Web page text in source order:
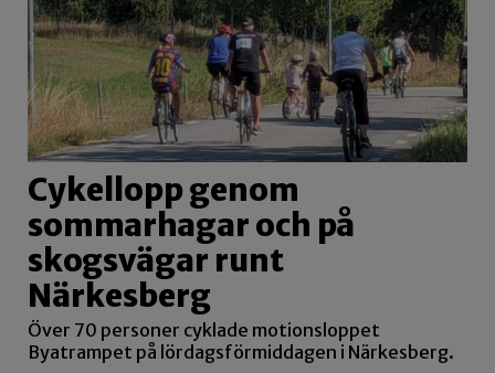
Cykellopp genom
sommarhagar och på
skogsvägar runt
Närkesberg
Över 70 personer cyklade motionsloppet
Byatrampet på lördagsförmiddagen i Närkesberg.